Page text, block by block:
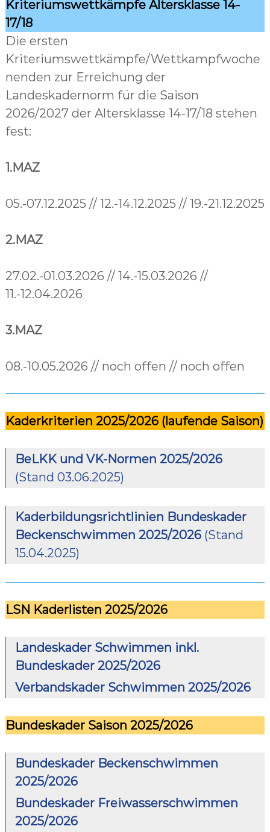
Kriteriumswettkämpfe Altersklasse 14-
17/18
Die ersten
Kriteriumswettkämpfe/Wettkampfwoche
nenden zur Erreichung der
Landeskadernorm für die Saison
2026/2027 der Altersklasse 14-17/18 stehen
fest:
1.MAZ
05.-07.12.2025 // 12.-14.12.2025 // 19.-21.12.2025
2.MAZ
27.02.-01.03.2026 // 14.-15.03.2026 //
11.-12.04.2026
3.MAZ
08.-10.05.2026 // noch offen // noch offen
Kaderkriterien 2025/2026 (laufende Saison)
BeLKK und VK-Normen 2025/2026
(Stand 03.06.2025)
Kaderbildungsrichtlinien Bundeskader
Beckenschwimmen 2025/2026(Stand
15.04.2025)
LSN Kaderlisten 2025/2026
Landeskader Schwimmen inkl.
Bundeskader 2025/2026
Verbandskader Schwimmen 2025/2026
Bundeskader Saison 2025/2026
Bundeskader Beckenschwimmen
2025/2026
Bundeskader Freiwasserschwimmen
2025/2026